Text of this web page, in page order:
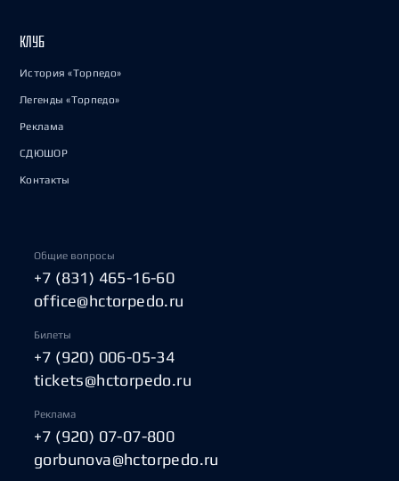
КЛУБ
История «Торпедо»
Легенды «Торпедо»
Реклама
СДЮШОР
Контакты
Общие вопросы
+7 (831) 465-16-60
office@hctorpedo.ru
Билеты
+7 (920) 006-05-34
tickets@hctorpedo.ru
Реклама
+7 (920) 07-07-800
gorbunova@hctorpedo.ru